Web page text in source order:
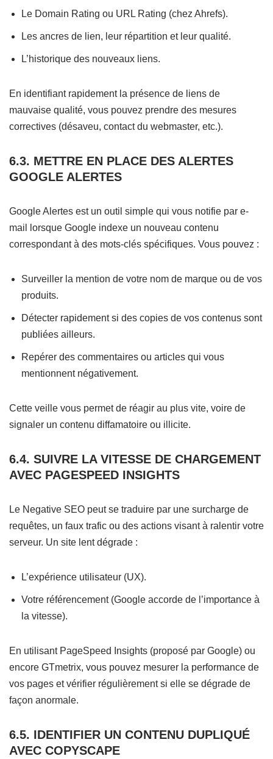
Le Domain Rating ou URL Rating (chez Ahrefs).
Les ancres de lien, leur répartition et leur qualité.
L’historique des nouveaux liens.
En identifiant rapidement la présence de liens de
mauvaise qualité, vous pouvez prendre des mesures
correctives (désaveu, contact du webmaster, etc.).
6.3. METTRE EN PLACE DES ALERTES
GOOGLE ALERTES
Google Alertes est un outil simple qui vous notifie par e-
mail lorsque Google indexe un nouveau contenu
correspondant à des mots-clés spécifiques. Vous pouvez :
Surveiller la mention de votre nom de marque ou de vos
produits.
Détecter rapidement si des copies de vos contenus sont
publiées ailleurs.
Repérer des commentaires ou articles qui vous
mentionnent négativement.
Cette veille vous permet de réagir au plus vite, voire de
signaler un contenu diffamatoire ou illicite.
6.4. SUIVRE LA VITESSE DE CHARGEMENT
AVEC PAGESPEED INSIGHTS
Le Negative SEO peut se traduire par une surcharge de
requêtes, un faux trafic ou des actions visant à ralentir votre
serveur. Un site lent dégrade :
L’expérience utilisateur (UX).
Votre référencement (Google accorde de l’importance à
la vitesse).
En utilisant PageSpeed Insights (proposé par Google) ou
encore GTmetrix, vous pouvez mesurer la performance de
vos pages et vérifier régulièrement si elle se dégrade de
façon anormale.
6.5. IDENTIFIER UN CONTENU DUPLIQUÉ
AVEC COPYSCAPE